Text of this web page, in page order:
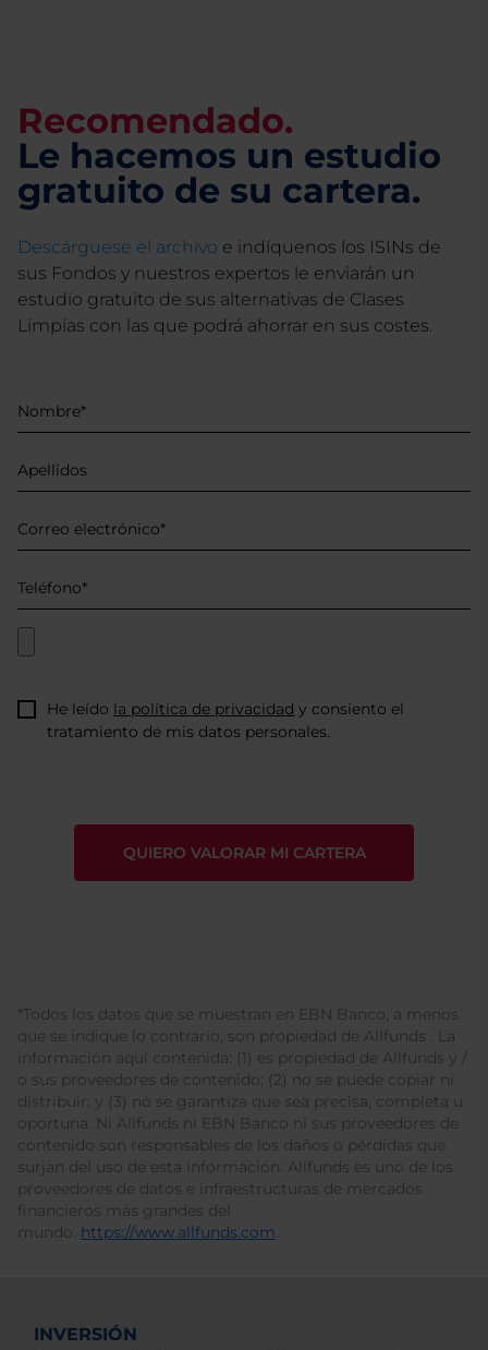
Recomendado.
Le hacemos un estudio
gratuito de su cartera.
Descárguese el archivo e indíquenos los ISINs de
sus Fondos y nuestros expertos le enviarán un
estudio gratuito de sus alternativas de Clases
Limpias con las que podrá ahorrar en sus costes.
He leído la política de privacidad y consiento el
tratamiento de mis datos personales.
*Todos los datos que se muestran en EBN Banco, a menos
que se indique lo contrario, son propiedad de Allfunds . La
información aquí contenida: (1) es propiedad de Allfunds y /
o sus proveedores de contenido; (2) no se puede copiar ni
distribuir; y (3) no se garantiza que sea precisa, completa u
oportuna. Ni Allfunds ni EBN Banco ni sus proveedores de
contenido son responsables de los daños o pérdidas que
surjan del uso de esta información. Allfunds es uno de los
proveedores de datos e infraestructuras de mercados
financieros más grandes del
mundo. https://www.allfunds.com.
INVERSIÓN